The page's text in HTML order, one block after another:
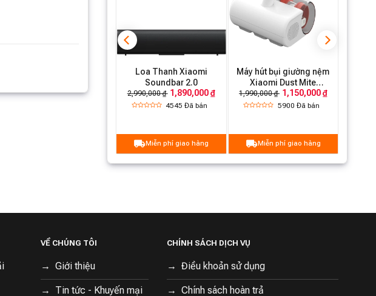
lượng
GB 4706.1-2005 / GB 4706.24-2008
/ GB 38448-2019 / TDT 9952-2018
Loa Thanh Xiaomi
Soundbar 2.0
2,990,000 ₫ 1,890,000 ₫
4545Đã bán
Miễn phí giao hàng
Máy hút bụi giường nệm
Xiaomi Dust Mite
Vacuum Cleaner EU
(BHR8276EU)
1,990,000 ₫ 1,150,000 ₫
5900 Đã bán
Miễn phí giao hàng
9290029114
450,000 ₫ 390,000 ₫
VỀ CHÚNG TÔI
Giới thiệu
Tin tức - Khuyến mại
CHÍNH SÁCH DỊCH VỤ
Điều khoản sử dụng
Chính sách hoàn trả